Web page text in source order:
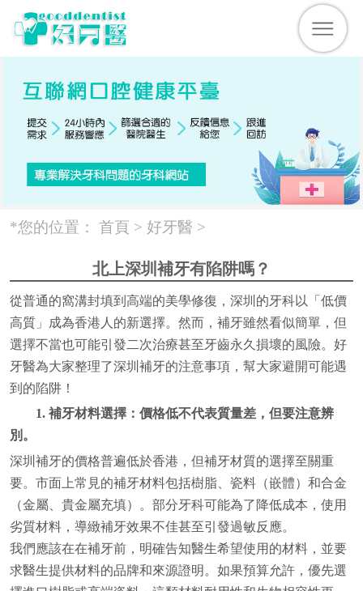
*您的位置： 首頁 > 好牙醫 >
北上深圳補牙有陷阱嗎？
從普通的窩溝封填到高端的美學修復，深圳的牙科以「低價
高質」成為香港人的新選擇。然而，補牙雖然看似簡單，但
選擇不當也可能引發二次治療甚至牙齒永久損壞的風險。好
牙醫為大家整理了深圳補牙的注意事項，幫大家避開可能遇
到的陷阱！
1. 補牙材料選擇：價格低不代表質量差，但要注意辨
別。
深圳補牙的價格普遍低於香港，但補牙材質的選擇至關重
要。市面上常見的補牙材料包括樹脂、瓷料（嵌體）和合金
（金屬、貴金屬充填）。部分牙科可能為了降低成本，使用
劣質材料，導緻補牙效果不佳甚至引發過敏反應。
我們應該在在補牙前，明確告知醫生希望使用的材料，並要
求醫生提供材料的品牌和來源證明。如果預算允許，優先選